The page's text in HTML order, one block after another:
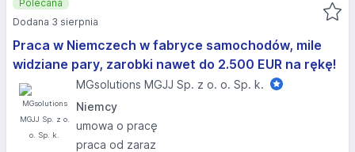
Praca w Niemczech w fabryce samochodów, mile
widziane pary, zarobki nawet do 2.500 EUR na rękę!
MGsolutions MGJJ Sp. z o. o. Sp. k.
Niemcy
umowa o pracę
praca od zaraz
Polecana
Dodana 3 sierpnia